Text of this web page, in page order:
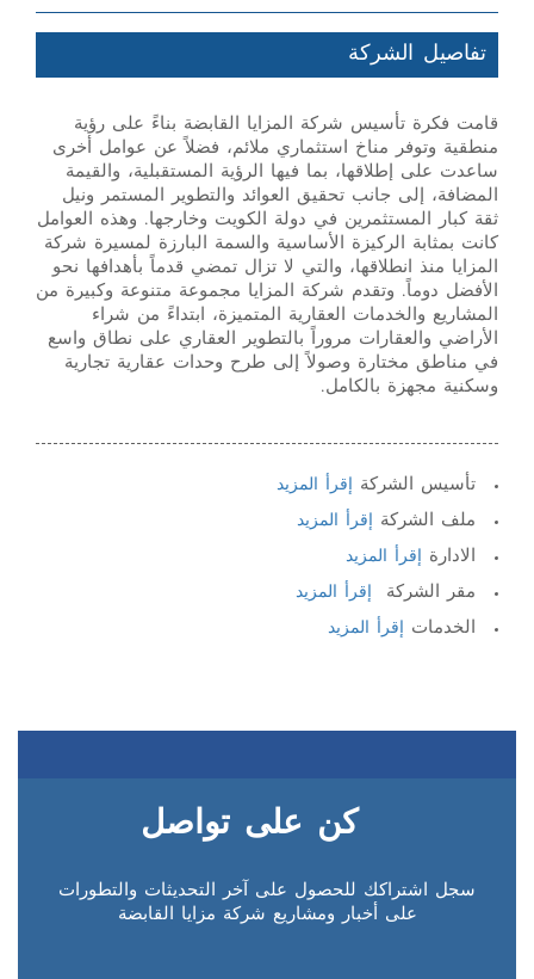
تفاصيل الشركة
قامت فكرة تأسيس شركة المزايا القابضة بناءً على رؤية
منطقية وتوفر مناخ استثماري ملائم، فضلاً عن عوامل أخرى
ساعدت على إطلاقها، بما فيها الرؤية المستقبلية، والقيمة
المضافة، إلى جانب تحقيق العوائد والتطوير المستمر ونيل
ثقة كبار المستثمرين في دولة الكويت وخارجها. وهذه العوامل
كانت بمثابة الركيزة الأساسية والسمة البارزة لمسيرة شركة
المزايا منذ انطلاقها، والتي لا تزال تمضي قدماً بأهدافها نحو
الأفضل دوماً. وتقدم شركة المزايا مجموعة متنوعة وكبيرة من
المشاريع والخدمات العقارية المتميزة، ابتداءً من شراء
الأراضي والعقارات مروراً بالتطوير العقاري على نطاق واسع
في مناطق مختارة وصولاً إلى طرح وحدات عقارية تجارية
وسكنية مجهزة بالكامل.
تأسيس الشركة إقرأ المزيد
ملف الشركة إقرأ المزيد
الادارة إقرأ المزيد
مقر الشركة إقرأ المزيد
الخدمات إقرأ المزيد
كن على تواصل
سجل اشتراكك للحصول على آخر التحديثات والتطورات
على أخبار ومشاريع شركة مزايا القابضة